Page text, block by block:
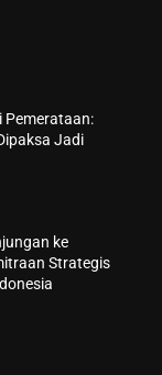
Pemerataan:
Jadi
ke
Strategis